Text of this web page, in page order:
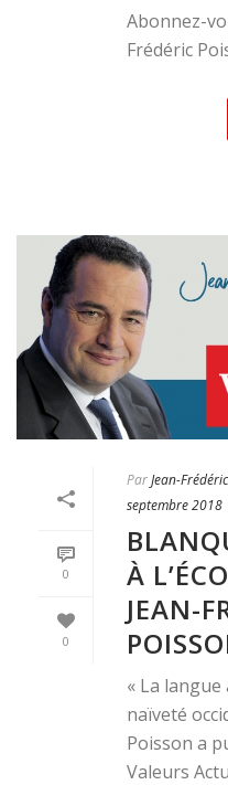
Abonnez-
Frédéric
0
0
ParJean-
septembre 2018
À
JEAN-
« La
naïveté
Poisson a
Valeurs